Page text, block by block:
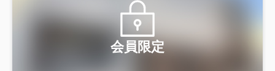
会員限定